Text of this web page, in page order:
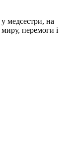
медсестри, на
перемоги і